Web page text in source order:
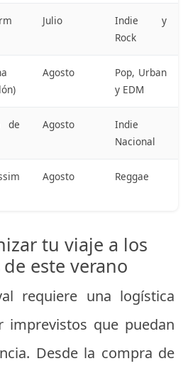
Julio
Indie y
Rock
Agosto
Pop, Urban
y EDM
de
Agosto
Indie
Nacional
Agosto Reggae
tu viaje a los
este verano
requiere una logística
imprevistos que puedan
Desde la compra de